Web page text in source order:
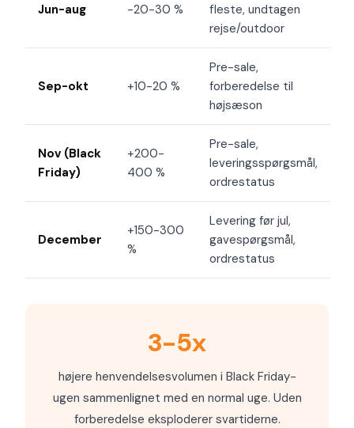
Jun-aug -20-30 %
fleste, undtagen
rejse/outdoor
Sep-okt +10-20 %
Pre-sale,
forberedelse til
højsæson
Nov (Black
Friday)
+200-
400 %
Pre-sale,
leveringsspørgsmål,
ordrestatus
December
+150-300
%
Levering før jul,
gavespørgsmål,
ordrestatus
3-5x
højere henvendelsesvolumen i Black Friday-
ugen sammenlignet med en normal uge. Uden
forberedelse eksploderer svartiderne.